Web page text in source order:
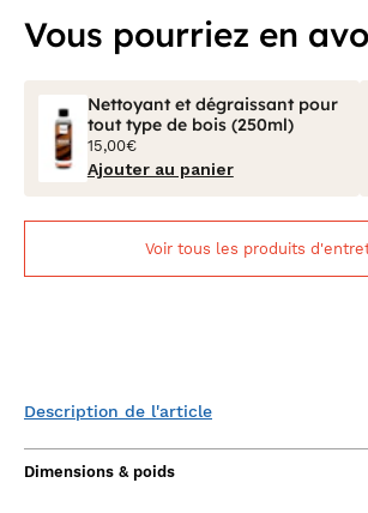
Vous pourriez en
Nettoyant et dégraissant pour
tout type de bois (250ml)
15,00€
Ajouter au panier
Voir tous les produits
Description de l'article
Dimensions & poids